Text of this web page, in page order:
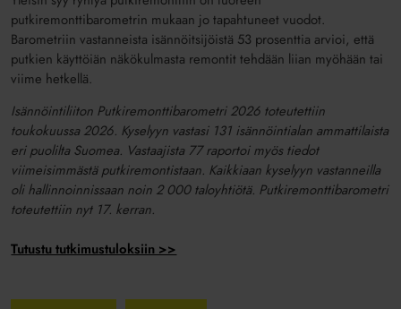
putkiremonttibarometrin mukaan jo tapahtuneet vuodot.
Barometriin vastanneista isännöitsijöistä 53 prosenttia arvioi, että
putkien käyttöiän näkökulmasta remontit tehdään liian myöhään tai
viime hetkellä.
Isännöintiliiton Putkiremonttibarometri 2026 toteutettiin
toukokuussa 2026. Kyselyyn vastasi 131 isännöintialan ammattilaista
eri puolilta Suomea. Vastaajista 77 raportoi myös tiedot
viimeisimmästä putkiremontistaan. Kaikkiaan kyselyyn vastanneilla
oli hallinnoinnissaan noin 2 000 taloyhtiötä. Putkiremonttibarometri
toteutettiin nyt 17. kerran.
Tutustu tutkimustuloksiin >>